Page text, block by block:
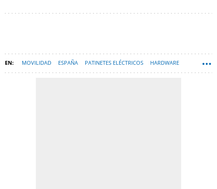
MOVILIDAD ESPAÑA PATINETES ELÉCTRICOS HARDWARE